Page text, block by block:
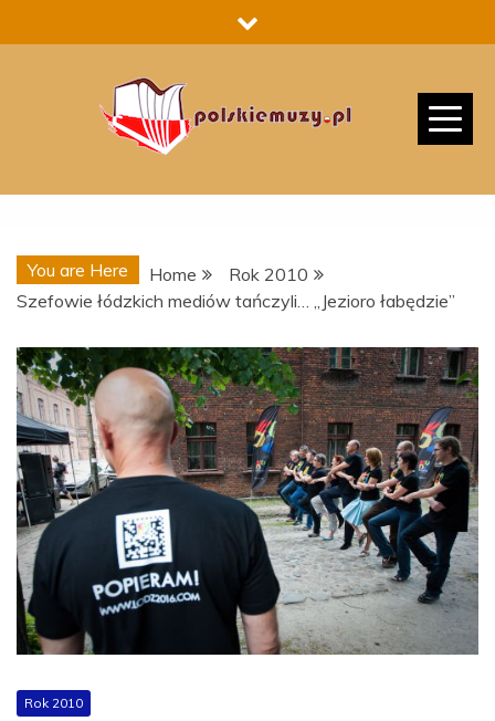
to
You are Here Home
Rok 2010
Szefowie łódzkich mediów tańczyli… „Jezioro łabędzie”
Rok 2010